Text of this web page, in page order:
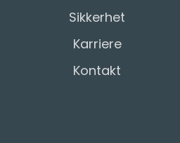
Sikkerhet
Karriere
Kontakt